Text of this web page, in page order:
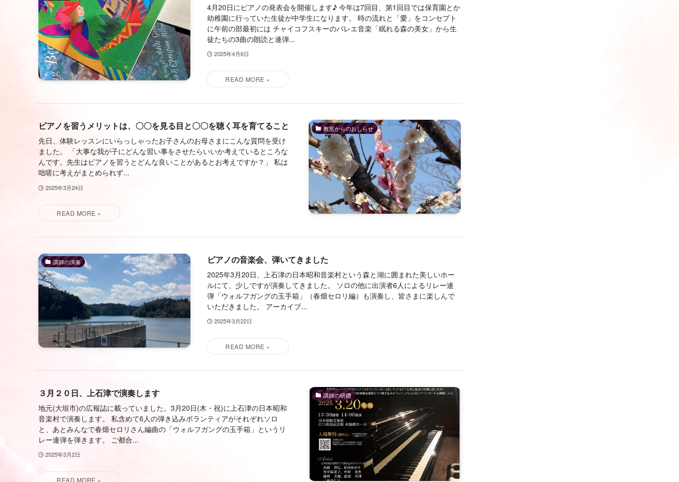
4月20日にピアノの発表会を開催します♪ 今年は7回目、第1回目では保育園とか
幼稚園に行っていた生徒が中学生になります。 時の流れと「愛」をコンセプト
に午前の部最初には チャイコフスキーのバレエ音楽「眠れる森の美女」から生
徒たちの3曲の朗読と連弾...
2025年4月6日
教室からのおしらせ
ピアノを習うメリットは、〇〇を見る目と〇〇を聴く耳を育てること
先日、体験レッスンにいらっしゃったお子さんのお母さまにこんな質問を受け
ました。 「大事な我が子にどんな習い事をさせたらいいか考えているところな
んです。先生はピアノを習うとどんな良いことがあるとお考えですか？」 私は
咄嗟に考えがまとめられず...
2025年3月24日
講師の演奏 ピアノの音楽会、弾いてきました
2025年3月20日、上石津の日本昭和音楽村という森と湖に囲まれた美しいホー
ルにて、少しですが演奏してきました。 ソロの他に出演者6人によるリレー連
弾「ウォルフガングの玉手箱」（春畑セロリ編）も演奏し、皆さまに楽しんで
いただきました。 アーカイブ...
2025年3月22日
講師の研鑽
３月２０日、上石津で演奏します
地元(大垣市)の広報誌に載っていました。3月20日(木・祝)に上石津の日本昭和
音楽村で演奏します。 私含めて6人の弾き込みボランティアがそれぞれソロ
と、あとみんなで春畑セロリさん編曲の「ウォルフガングの玉手箱」というリ
レー連弾を弾きます。 ご都合...
2025年3月2日